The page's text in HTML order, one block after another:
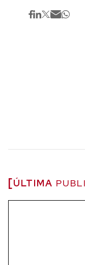
ÚLTIMA